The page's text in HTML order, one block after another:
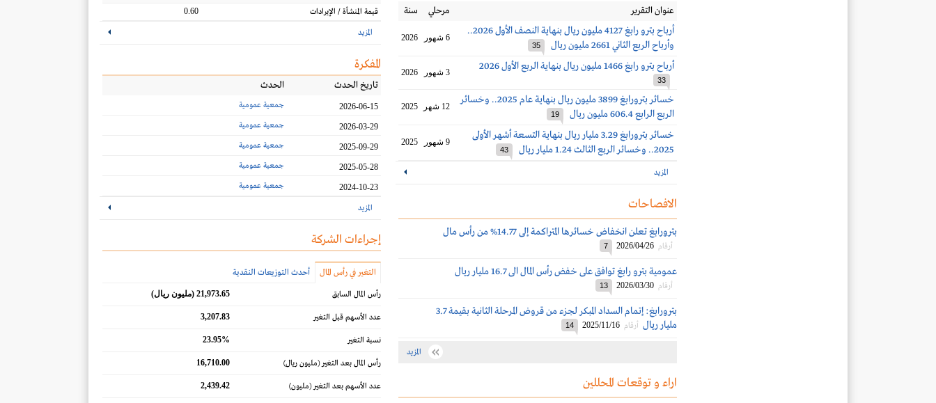
عنوان التقرير مرحلي سنة
أرباح بترو رابغ 4127 مليون ريال بنهاية النصف الأول 2026..
وأرباح الربع الثاني 2661 مليون ريال
35
6 شهور 2026
أرباح بترو رابغ 1466 مليون ريال بنهاية الربع الأول 2026
33
3 شهور 2026
خسائر بترورابغ 3899 مليون ريال بنهاية عام 2025.. وخسائر
الربع الرابع 606.4 مليون ريال
19
12 شهر 2025
خسائر بترورابغ 3.29 مليار ريال بنهاية التسعة أشهر الأولى
2025.. وخسائر الربع الثالث 1.24 مليار ريال
43
9 شهور 2025
المزيد
الافصاحات
بترورابغ تعلن انخفاض خسائرها المتراكمة إلى 14.77% من رأس مال
أرقام 2026/04/26
7
عمومية بترو رابغ توافق على خفض رأس المال الى 16.7 مليار ريال
أرقام 2026/03/30
13
بترورابغ: إتمام السداد المبكر لجزء من قروض المرحلة الثانية بقيمة 3.7
مليار ريال أرقام 2025/11/16
14
المزيد
اراء و توقعات المحللين
قيمة المنشأة / الإيرادات
0.60
المزيد
المفكرة
تاريخ الحدث الحدث
2026-06-15 جمعية عمومية
2026-03-29 جمعية عمومية
2025-09-29 جمعية عمومية
2025-05-28 جمعية عمومية
2024-10-23 جمعية عمومية
المزيد
إجراءات الشركة
التغير في رأس المال أحدث التوزيعات النقدية
رأس المال السابق 21,973.65 (مليون ريال)
عدد الأسهم قبل التغير 3,207.83
نسبة التغير 23.95%
رأس المال بعد التغير(مليون ريال) 16,710.00
عدد الأسهم بعد التغير(مليون) 2,439.42